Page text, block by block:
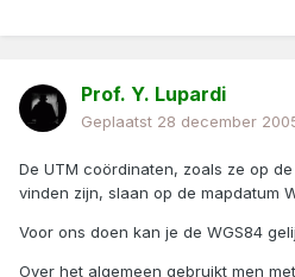
Prof. Y. Lupardi
Geplaatst 28 december
De UTM coördinaten, zoals ze op
vinden zijn, slaan op de mapdatum
Voor ons doen kan je de WGS84
Over het algemeen gebruikt men